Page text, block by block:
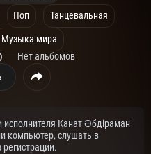
Поп
Танцевальная
Музыка мира
Нет альбомов
Қанат Әбдіраман
компьютер, слушать в